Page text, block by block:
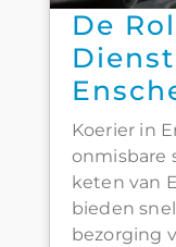
De
Koerier in
onmisbare
keten van
bieden
bezorging